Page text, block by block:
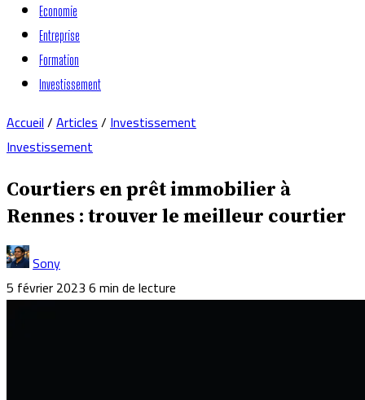
Economie
Entreprise
Formation
Investissement
Accueil/Articles/Investissement
Investissement
Courtiers en prêt immobilier à
Rennes : trouver le meilleur courtier
Sony
5 février 20236 min de lecture